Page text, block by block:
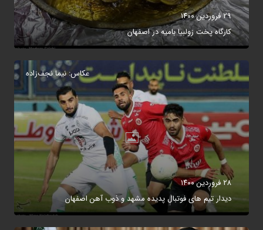
۲۹ فروردین ۱۴۰۰
کارگاه پخت زولبیا بامیه در اصفهان
۲۸ فروردین ۱۴۰۰
دیدار تیم های فوتبال پدیده مشهد و ذوب آهن اصفهان
عکاس: نیما نجف‌زاده